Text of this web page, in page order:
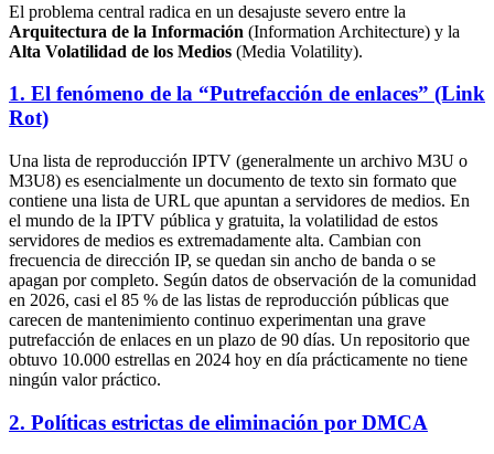
El problema central radica en un desajuste severo entre la
Arquitectura de la Información (Information Architecture) y la
Alta Volatilidad de los Medios (Media Volatility).
1. El fenómeno de la “Putrefacción de enlaces” (Link
Rot)
Una lista de reproducción IPTV (generalmente un archivo M3U o
M3U8) es esencialmente un documento de texto sin formato que
contiene una lista de URL que apuntan a servidores de medios. En
el mundo de la IPTV pública y gratuita, la volatilidad de estos
servidores de medios es extremadamente alta. Cambian con
frecuencia de dirección IP, se quedan sin ancho de banda o se
apagan por completo. Según datos de observación de la comunidad
en 2026, casi el 85 % de las listas de reproducción públicas que
carecen de mantenimiento continuo experimentan una grave
putrefacción de enlaces en un plazo de 90 días. Un repositorio que
obtuvo 10.000 estrellas en 2024 hoy en día prácticamente no tiene
ningún valor práctico.
2. Políticas estrictas de eliminación por DMCA